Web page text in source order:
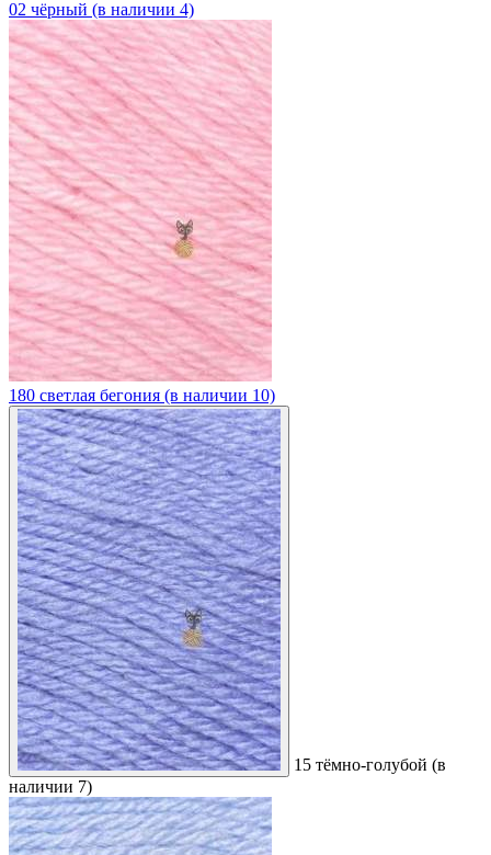
02 чёрный (в наличии 4)
180 светлая бегония (в наличии 10)
15 тёмно-голубой (в
наличии 7)